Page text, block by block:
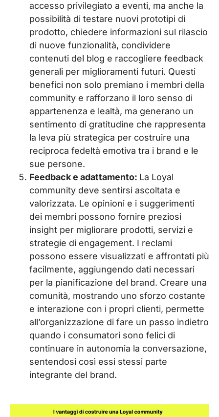
accesso privilegiato a eventi, ma anche la
possibilità di testare nuovi prototipi di
prodotto, chiedere informazioni sul rilascio
di nuove funzionalità, condividere
contenuti del blog e raccogliere feedback
generali per miglioramenti futuri. Questi
benefici non solo premiano i membri della
community e rafforzano il loro senso di
appartenenza e lealtà, ma generano un
sentimento di gratitudine che rappresenta
la leva più strategica per costruire una
reciproca fedeltà emotiva tra i brand e le
sue persone.
Feedback e adattamento: La Loyal
community deve sentirsi ascoltata e
valorizzata. Le opinioni e i suggerimenti
dei membri possono fornire preziosi
insight per migliorare prodotti, servizi e
strategie di engagement. I reclami
possono essere visualizzati e affrontati più
facilmente, aggiungendo dati necessari
per la pianificazione del brand. Creare una
comunità, mostrando uno sforzo costante
e interazione con i propri clienti, permette
all’organizzazione di fare un passo indietro
quando i consumatori sono felici di
continuare in autonomia la conversazione,
sentendosi così essi stessi parte
integrante del brand.